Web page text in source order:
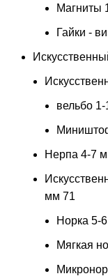
Магниты
Гайки -
вельбо
Нерпа 4-7
мм 71
Норка 5-
Мягкая